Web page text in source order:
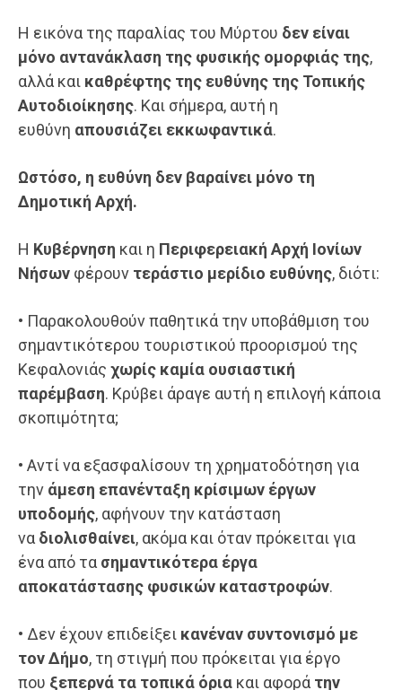
Η εικόνα της παραλίας του Μύρτου δεν είναι
μόνο αντανάκλαση της φυσικής ομορφιάς της,
αλλά και καθρέφτης της ευθύνης της Τοπικής
Αυτοδιοίκησης. Και σήμερα, αυτή η
ευθύνη απουσιάζει εκκωφαντικά.
Ωστόσο, η ευθύνη δεν βαραίνει μόνο τη
Δημοτική Αρχή.
Η Κυβέρνηση και η Περιφερειακή Αρχή Ιονίων
Νήσων φέρουν τεράστιο μερίδιο ευθύνης, διότι:
• Παρακολουθούν παθητικά την υποβάθμιση του
σημαντικότερου τουριστικού προορισμού της
Κεφαλονιάς χωρίς καμία ουσιαστική
παρέμβαση. Κρύβει άραγε αυτή η επιλογή κάποια
σκοπιμότητα;
• Αντί να εξασφαλίσουν τη χρηματοδότηση για
την άμεση επανένταξη κρίσιμων έργων
υποδομής, αφήνουν την κατάσταση
να διολισθαίνει, ακόμα και όταν πρόκειται για
ένα από τα σημαντικότερα έργα
αποκατάστασης φυσικών καταστροφών.
• Δεν έχουν επιδείξει κανέναν συντονισμό με
τον Δήμο, τη στιγμή που πρόκειται για έργο
που ξεπερνά τα τοπικά όρια και αφορά την